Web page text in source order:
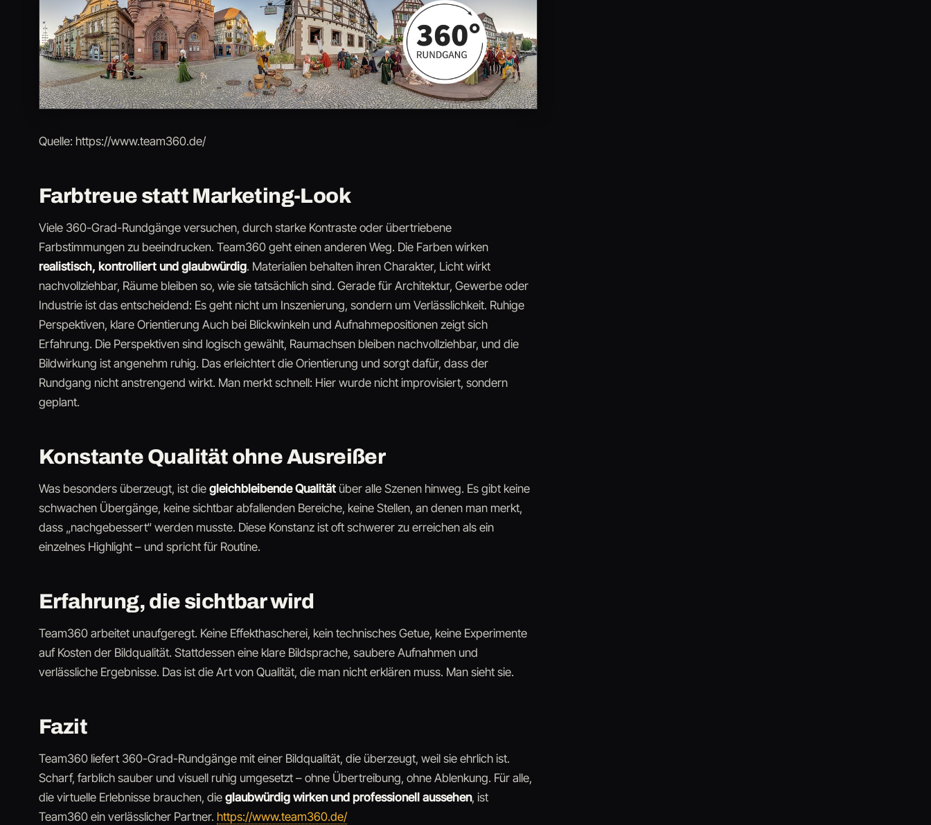
Quelle: https://www.team360.de/
Farbtreue statt Marketing-Look
Viele 360-Grad-Rundgänge versuchen, durch starke Kontraste oder übertriebene
Farbstimmungen zu beeindrucken. Team360 geht einen anderen Weg. Die Farben wirken
realistisch, kontrolliert und glaubwürdig. Materialien behalten ihren Charakter, Licht wirkt
nachvollziehbar, Räume bleiben so, wie sie tatsächlich sind. Gerade für Architektur, Gewerbe oder
Industrie ist das entscheidend: Es geht nicht um Inszenierung, sondern um Verlässlichkeit. Ruhige
Perspektiven, klare Orientierung Auch bei Blickwinkeln und Aufnahmepositionen zeigt sich
Erfahrung. Die Perspektiven sind logisch gewählt, Raumachsen bleiben nachvollziehbar, und die
Bildwirkung ist angenehm ruhig. Das erleichtert die Orientierung und sorgt dafür, dass der
Rundgang nicht anstrengend wirkt. Man merkt schnell: Hier wurde nicht improvisiert, sondern
geplant.
Konstante Qualität ohne Ausreißer
Was besonders überzeugt, ist die gleichbleibende Qualität über alle Szenen hinweg. Es gibt keine
schwachen Übergänge, keine sichtbar abfallenden Bereiche, keine Stellen, an denen man merkt,
dass „nachgebessert“ werden musste. Diese Konstanz ist oft schwerer zu erreichen als ein
einzelnes Highlight – und spricht für Routine.
Erfahrung, die sichtbar wird
Team360 arbeitet unaufgeregt. Keine Effekthascherei, kein technisches Getue, keine Experimente
auf Kosten der Bildqualität. Stattdessen eine klare Bildsprache, saubere Aufnahmen und
verlässliche Ergebnisse. Das ist die Art von Qualität, die man nicht erklären muss. Man sieht sie.
Fazit
Team360 liefert 360-Grad-Rundgänge mit einer Bildqualität, die überzeugt, weil sie ehrlich ist.
Scharf, farblich sauber und visuell ruhig umgesetzt – ohne Übertreibung, ohne Ablenkung. Für alle,
die virtuelle Erlebnisse brauchen, die glaubwürdig wirken und professionell aussehen, ist
Team360 ein verlässlicher Partner. https://www.team360.de/